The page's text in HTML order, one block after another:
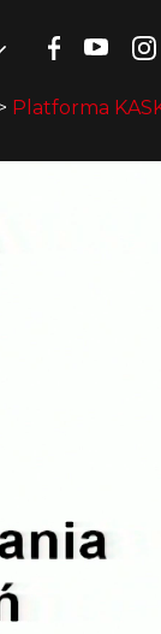
Platforma